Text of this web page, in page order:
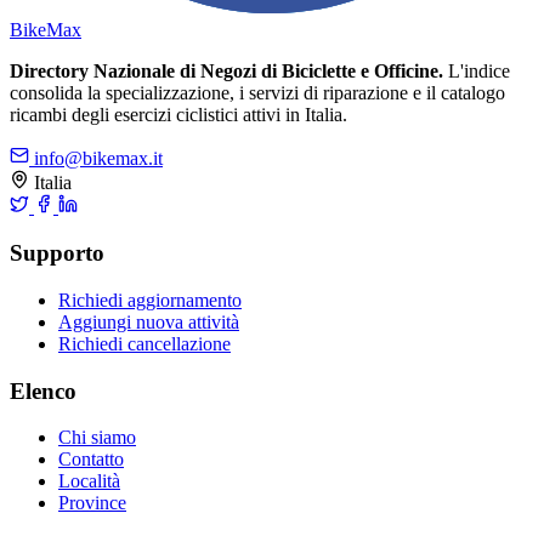
BikeMax
Directory Nazionale di Negozi di Biciclette e Officine. L'indice
consolida la specializzazione, i servizi di riparazione e il catalogo
ricambi degli esercizi ciclistici attivi in Italia.
info@bikemax.it
Italia
Supporto
Richiedi aggiornamento
Aggiungi nuova attività
Richiedi cancellazione
Elenco
Chi siamo
Contatto
Località
Province